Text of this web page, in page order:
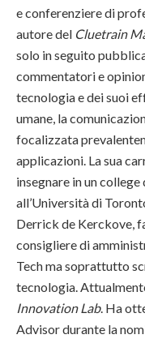
e conferenziere di
autore del Cluetrain
solo in seguito
commentatori e
tecnologia e dei suoi
umane, la
focalizzata
applicazioni. La sua
insegnare in un
all’Università di
Derrick de Kerckove,
consigliere di
Tech ma soprattutto
tecnologia.
Innovation Lab. Ha
Advisor durante la